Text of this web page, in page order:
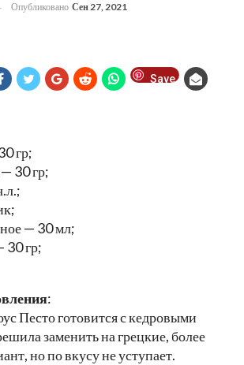
Опубликовано Сен 27, 2021
Save
гр;
30 гр;
— 30 мл;
30 гр;
:
Песто готовится с кедровыми
заменить на грецкие, более
но по вкусу не уступает.